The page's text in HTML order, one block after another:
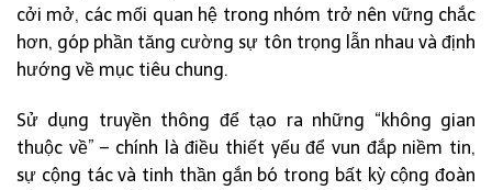
cởi mở, các mối quan hệ trong nhóm trở nên vững chắc
hơn, góp phần tăng cường sự tôn trọng lẫn nhau và định
hướng về mục tiêu chung.
Sử dụng truyền thông để tạo ra những “không gian
thuộc về” – chính là điều thiết yếu để vun đắp niềm tin,
sự cộng tác và tinh thần gắn bó trong bất kỳ cộng đoàn